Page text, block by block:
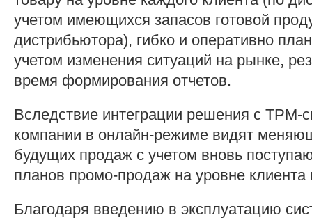
учетом имеющихся запасов готовой
дистрибьютора), гибко и оперативно
учетом изменения ситуаций на рынке,
время формирования отчетов.
Вследствие интеграции решения с TPM-
компании в онлайн-режиме видят
будущих продаж с учетом вновь
планов промо-продаж на уровне клиента
Благодаря введению в эксплуатацию